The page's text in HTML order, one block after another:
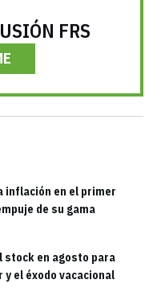
FRS
inflación en el primer
de su gama
stock en agosto para
el éxodo vacacional